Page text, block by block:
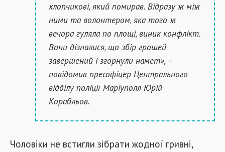
хлопчикові, який помирав. Відразу ж між
ними та волонтером, яка того ж
вечора гуляла по площі, виник конфлікт.
Вони дізналися, що збір грошей
завершений і згорнули намет», –
повідомив пресофіцер Центрального
відділу поліції Маріуполя Юрій
Корабльов.
Чоловіки не встигли зібрати жодної гривні,